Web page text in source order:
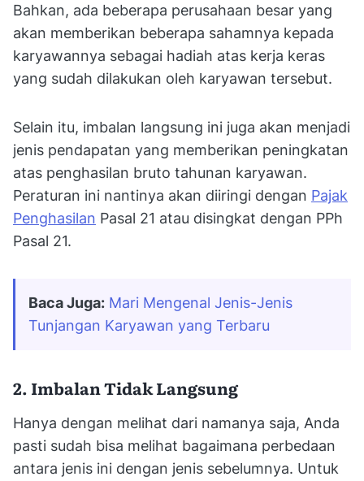
Bahkan, ada beberapa perusahaan besar yang
akan memberikan beberapa sahamnya kepada
karyawannya sebagai hadiah atas kerja keras
yang sudah dilakukan oleh karyawan tersebut.
Selain itu, imbalan langsung ini juga akan menjadi
jenis pendapatan yang memberikan peningkatan
atas penghasilan bruto tahunan karyawan.
Peraturan ini nantinya akan diiringi dengan Pajak
Penghasilan Pasal 21 atau disingkat dengan PPh
Pasal 21.
Baca Juga: Mari Mengenal Jenis-Jenis
Tunjangan Karyawan yang Terbaru
2. Imbalan Tidak Langsung
Hanya dengan melihat dari namanya saja, Anda
pasti sudah bisa melihat bagaimana perbedaan
antara jenis ini dengan jenis sebelumnya. Untuk